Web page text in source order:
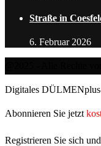
Straße in
6. Februar 2026
Digitales
Abonnieren Sie jetzt
Registrieren Sie sich